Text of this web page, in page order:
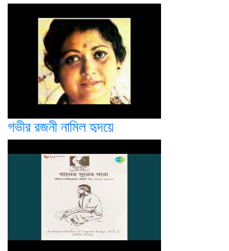
গভীর রজনী নামিল হৃদয়ে